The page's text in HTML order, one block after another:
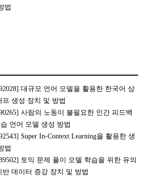
법
대규모 언어 모델을 활용한 한국어 상
프 생성 장치 및 방법
사람의 노동이 불필요한 인간 피드백
언어 모델 생성 방법
Super In-Context Learning을 활용한 생
법
토익 문제 풀이 모델 학습을 위한 유의
반 데이터 증강 장치 및 방법